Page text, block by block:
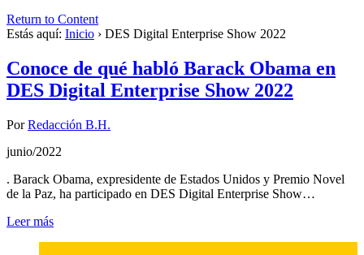
Return to Content
Estás aquí: Inicio › DES Digital Enterprise Show 2022
Conoce de qué habló Barack Obama en
DES Digital Enterprise Show 2022
PorRedacción B.H.
junio/2022
. Barack Obama, expresidente de Estados Unidos y Premio Novel
de la Paz, ha participado en DES Digital Enterprise Show…
Leer más